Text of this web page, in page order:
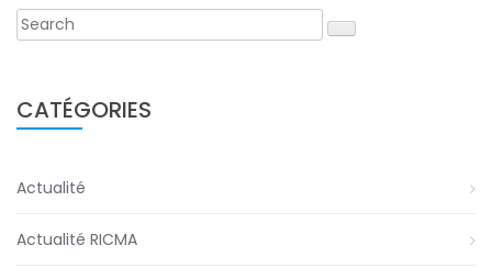
CATÉGORIES
Actualité
Actualité RICMA